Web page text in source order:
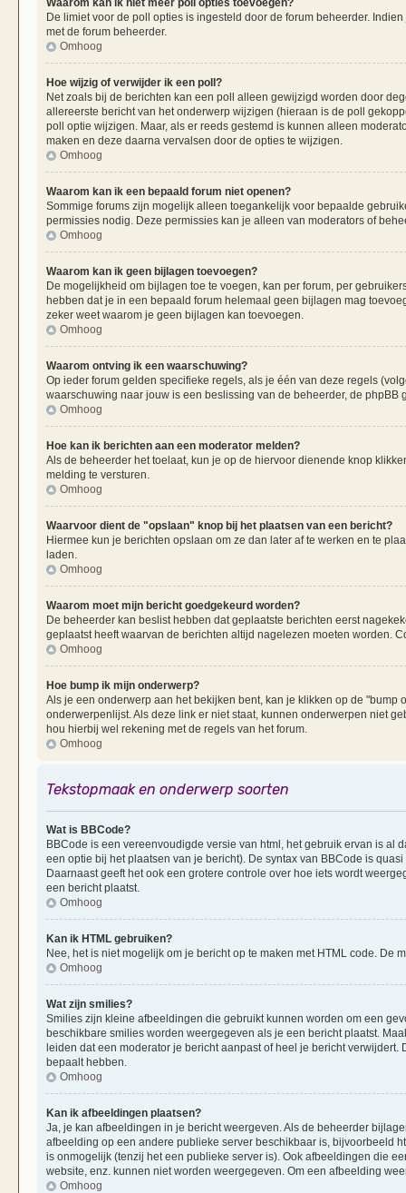
De limiet voor de poll opties is ingesteld door de forum beheerder.
met de forum beheerder.
Omhoog
Hoe wijzig of verwijder ik een poll?
Net zoals bij de berichten kan een poll alleen gewijzigd worden door
allereerste bericht van het onderwerp wijzigen (hieraan is de poll
poll optie wijzigen. Maar, als er reeds gestemd is kunnen alleen
maken en deze daarna vervalsen door de opties te wijzigen.
Omhoog
Waarom kan ik een bepaald forum niet openen?
Sommige forums zijn mogelijk alleen toegankelijk voor bepaalde
permissies nodig. Deze permissies kan je alleen van moderators of
Omhoog
Waarom kan ik geen bijlagen toevoegen?
De mogelijkheid om bijlagen toe te voegen, kan per forum, per
hebben dat je in een bepaald forum helemaal geen bijlagen mag
zeker weet waarom je geen bijlagen kan toevoegen.
Omhoog
Waarom ontving ik een waarschuwing?
Op ieder forum gelden specifieke regels, als je één van deze regels
waarschuwing naar jouw is een beslissing van de beheerder, de phpBB
Omhoog
Hoe kan ik berichten aan een moderator melden?
Als de beheerder het toelaat, kun je op de hiervoor dienende knop
melding te versturen.
Omhoog
Waarvoor dient de "opslaan" knop bij het plaatsen van een bericht?
Hiermee kun je berichten opslaan om ze dan later af te werken en te
laden.
Omhoog
Waarom moet mijn bericht goedgekeurd worden?
De beheerder kan beslist hebben dat geplaatste berichten eerst
geplaatst heeft waarvan de berichten altijd nagelezen moeten worden.
Omhoog
Hoe bump ik mijn onderwerp?
Als je een onderwerp aan het bekijken bent, kan je klikken op de
onderwerpenlijst. Als deze link er niet staat, kunnen onderwerpen niet
hou hierbij wel rekening met de regels van het forum.
Omhoog
Tekstopmaak en onderwerp soorten
Wat is BBCode?
BBCode is een vereenvoudigde versie van html, het gebruik ervan is al
een optie bij het plaatsen van je bericht). De syntax van BBCode is
Daarnaast geeft het ook een grotere controle over hoe iets wordt
een bericht plaatst.
Omhoog
Kan ik HTML gebruiken?
Nee, het is niet mogelijk om je bericht op te maken met HTML code.
Omhoog
Wat zijn smilies?
Smilies zijn kleine afbeeldingen die gebruikt kunnen worden om een
beschikbare smilies worden weergegeven als je een bericht plaatst.
leiden dat een moderator je bericht aanpast of heel je bericht
bepaalt hebben.
Omhoog
Kan ik afbeeldingen plaatsen?
Ja, je kan afbeeldingen in je bericht weergeven. Als de beheerder
afbeelding op een andere publieke server beschikbaar is, bijvoorbeeld
is onmogelijk (tenzij het een publieke server is). Ook afbeeldingen die
website, enz. kunnen niet worden weergegeven. Om een afbeelding
Omhoog